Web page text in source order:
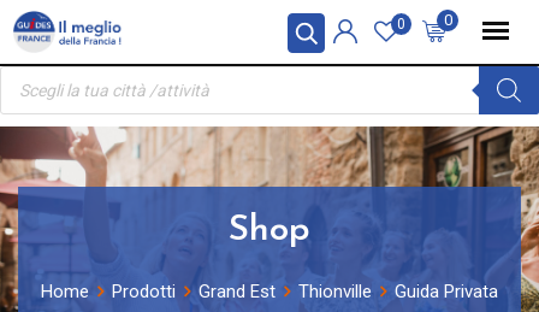
Pannello di gestione dei cookies
Skip
content
0
0
Ricerca
prodotti
Shop
Home Prodotti Grand Est Thionville
Guida Privata